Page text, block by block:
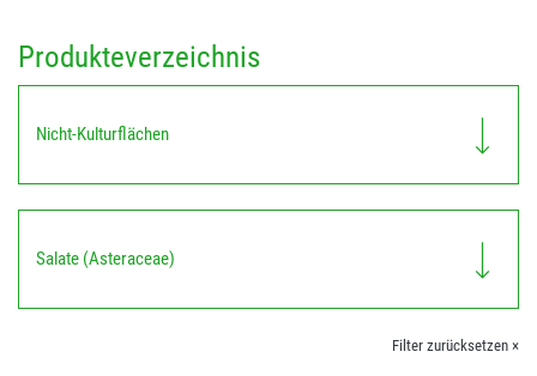
Produkteverzeichnis
Nicht-Kulturflächen
Salate (Asteraceae)
Filter zurücksetzen ×